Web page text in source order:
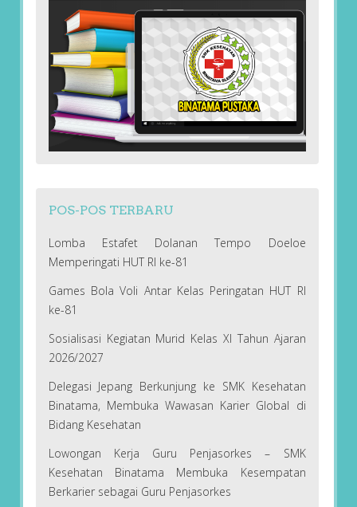
POS-POS TERBARU
Lomba Estafet Dolanan Tempo Doeloe
Memperingati HUT RI ke-81
Games Bola Voli Antar Kelas Peringatan HUT RI
ke-81
Sosialisasi Kegiatan Murid Kelas XI Tahun Ajaran
2026/2027
Delegasi Jepang Berkunjung ke SMK Kesehatan
Binatama, Membuka Wawasan Karier Global di
Bidang Kesehatan
Lowongan Kerja Guru Penjasorkes – SMK
Kesehatan Binatama Membuka Kesempatan
Berkarier sebagai Guru Penjasorkes